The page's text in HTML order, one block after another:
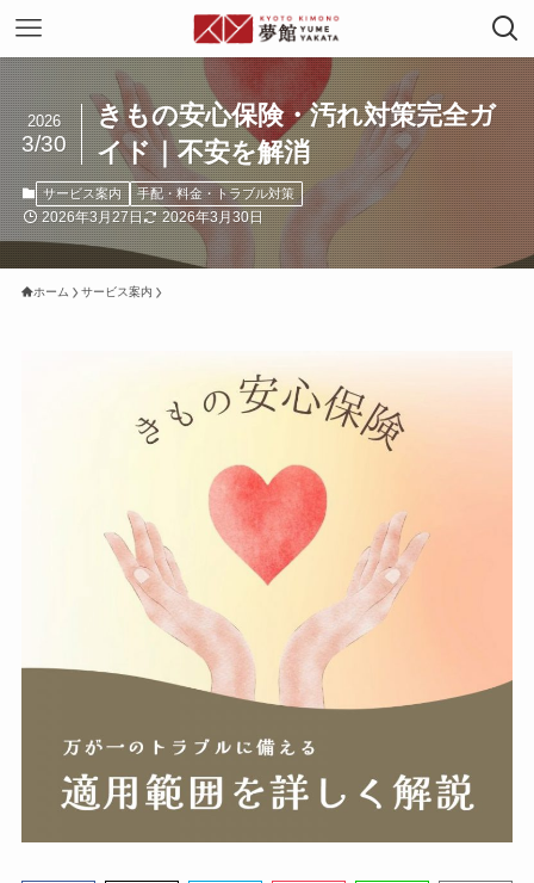
きもの安心保険・汚れ対策完全ガ
イド｜不安を解消
2026
3/30
サービス案内 手配・料金・トラブル対策
2026年3月27日 2026年3月30日
ホーム サービス案内